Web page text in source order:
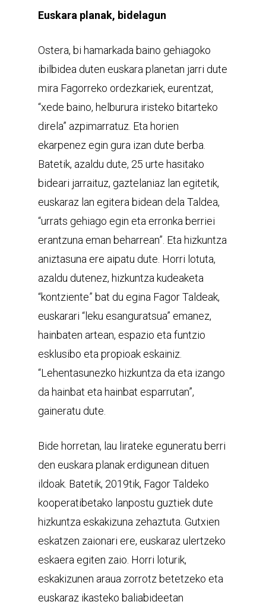
Euskara planak, bidelagun
Ostera, bi hamarkada baino gehiagoko
ibilbidea duten euskara planetan jarri dute
mira Fagorreko ordezkariek, eurentzat,
“xede baino, helburura iristeko bitarteko
direla” azpimarratuz. Eta horien
ekarpenez egin gura izan dute berba.
Batetik, azaldu dute, 25 urte hasitako
bideari jarraituz, gaztelaniaz lan egitetik,
euskaraz lan egitera bidean dela Taldea,
“urrats gehiago egin eta erronka berriei
erantzuna eman beharrean”. Eta hizkuntza
aniztasuna ere aipatu dute. Horri lotuta,
azaldu dutenez, hizkuntza kudeaketa
“kontziente” bat du egina Fagor Taldeak,
euskarari “leku esanguratsua” emanez,
hainbaten artean, espazio eta funtzio
esklusibo eta propioak eskainiz.
“Lehentasunezko hizkuntza da eta izango
da hainbat eta hainbat esparrutan”,
gaineratu dute.
Bide horretan, lau lirateke eguneratu berri
den euskara planak erdigunean dituen
ildoak. Batetik, 2019tik, Fagor Taldeko
kooperatibetako lanpostu guztiek dute
hizkuntza eskakizuna zehaztuta. Gutxien
eskatzen zaionari ere, euskaraz ulertzeko
eskaera egiten zaio. Horri loturik,
eskakizunen araua zorrotz betetzeko eta
euskaraz ikasteko baliabideetan